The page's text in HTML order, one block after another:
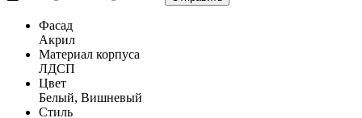
Фасад
Акрил
Материал корпуса
ЛДСП
Цвет
Белый, Вишневый
Стиль